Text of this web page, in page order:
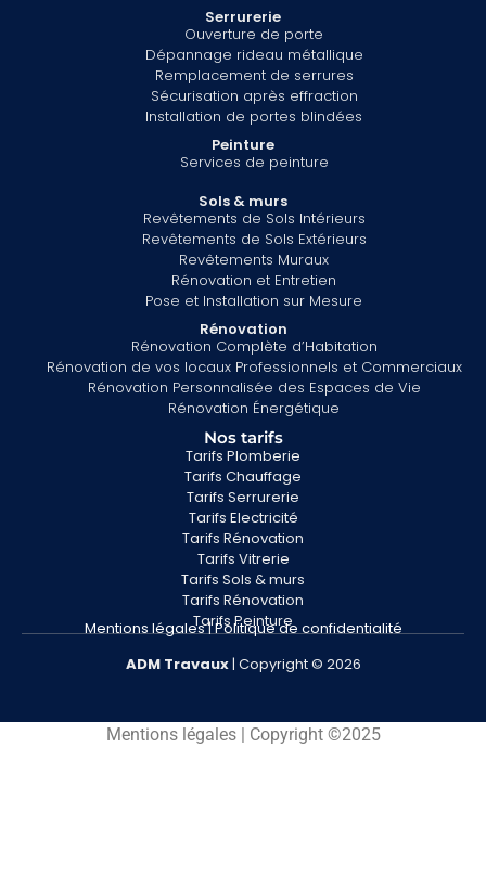
Serrurerie
Ouverture de porte
Dépannage rideau métallique
Remplacement de serrures
Sécurisation après effraction
Installation de portes blindées
Peinture
Services de peinture
Sols & murs
Revêtements de Sols Intérieurs
Revêtements de Sols Extérieurs
Revêtements Muraux
Rénovation et Entretien
Pose et Installation sur Mesure
Rénovation
Rénovation Complète d’Habitation
Rénovation de vos locaux Professionnels et Commerciaux
Rénovation Personnalisée des Espaces de Vie
Rénovation Énergétique
Nos tarifs
Tarifs Plomberie
Tarifs Chauffage
Tarifs Serrurerie
Tarifs Electricité
Tarifs Rénovation
Tarifs Vitrerie
Tarifs Sols & murs
Tarifs Rénovation
Tarifs Peinture
Mentions légales|Politique de confidentialité
ADM Travaux| Copyright © 2026
Mentions légales | Copyright ©2025